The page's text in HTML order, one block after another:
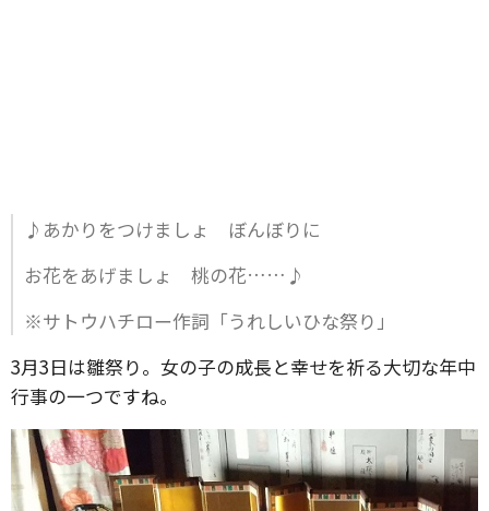
♪あかりをつけましょ ぼんぼりに
お花をあげましょ 桃の花……♪
※サトウハチロー作詞「うれしいひな祭り」
3月3日は雛祭り。女の子の成長と幸せを祈る大切な年中
行事の一つですね。